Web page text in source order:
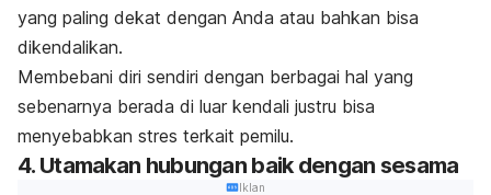
yang paling dekat dengan Anda atau bahkan bisa
dikendalikan.
Membebani diri sendiri dengan berbagai hal yang
sebenarnya berada di luar kendali justru bisa
menyebabkan stres terkait pemilu.
4. Utamakan hubungan baik dengan sesama
Iklan